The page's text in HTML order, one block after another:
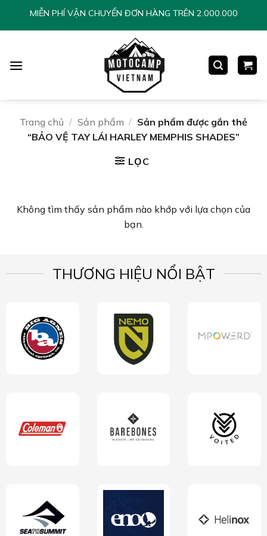
ChuyểnMIỄN PHÍ VẬN CHUYỂN ĐƠN HÀNG TRÊN 2.000.000
Trang chủ / Sản phẩm / Sản phẩm được gắn thẻ
“BẢO VỆ TAY LÁI HARLEY MEMPHIS SHADES”
LỌC
Không tìm thấy sản phẩm nào khớp với lựa chọn của
bạn.
THƯƠNG HIỆU NỔI BẬT